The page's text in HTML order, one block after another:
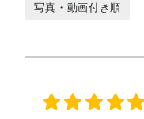
写真・動画付き順